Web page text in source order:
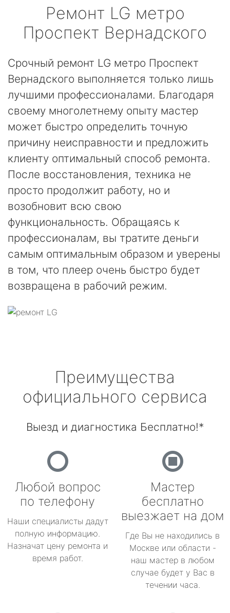
Ремонт LG метро
Проспект Вернадского
Срочный ремонт LG метро Проспект
Вернадского выполняется только лишь
лучшими профессионалами. Благодаря
своему многолетнему опыту мастер
может быстро определить точную
причину неисправности и предложить
клиенту оптимальный способ ремонта.
После восстановления, техника не
просто продолжит работу, но и
возобновит всю свою
функциональность. Обращаясь к
профессионалам, вы тратите деньги
самым оптимальным образом и уверены
в том, что плеер очень быстро будет
возвращена в рабочий режим.
Преимущества
официального сервиса
Выезд и диагностика Бесплатно!*
Любой вопрос
по телефону
Наши специалисты дадут
полную информацию.
Назначат цену ремонта и
время работ.
Мастер
бесплатно
выезжает на дом
Где Вы не находились в
Москве или области -
наш мастер в любом
случае будет у Вас в
течении часа.